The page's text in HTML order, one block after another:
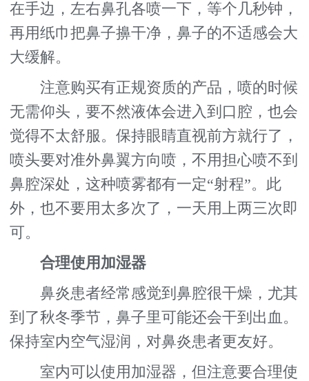
在手边，左右鼻孔各喷一下，等个几秒钟，
再用纸巾把鼻子擤干净，鼻子的不适感会大
大缓解。
注意购买有正规资质的产品，喷的时候
无需仰头，要不然液体会进入到口腔，也会
觉得不太舒服。保持眼睛直视前方就行了，
喷头要对准外鼻翼方向喷，不用担心喷不到
鼻腔深处，这种喷雾都有一定“射程”。此
外，也不要用太多次了，一天用上两三次即
可。
合理使用加湿器
鼻炎患者经常感觉到鼻腔很干燥，尤其
到了秋冬季节，鼻子里可能还会干到出血。
保持室内空气湿润，对鼻炎患者更友好。
室内可以使用加湿器，但注意要合理使